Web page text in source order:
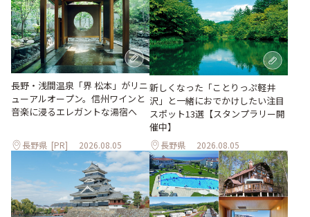
長野・浅間温泉「界 松本」がリニ
ューアルオープン。信州ワインと
音楽に浸るエレガントな湯宿へ
長野県 [PR] 2026.08.05
新しくなった「ことりっぷ軽井
沢」と一緒におでかけしたい注目
スポット13選【スタンプラリー開
催中】
長野県 2026.08.05